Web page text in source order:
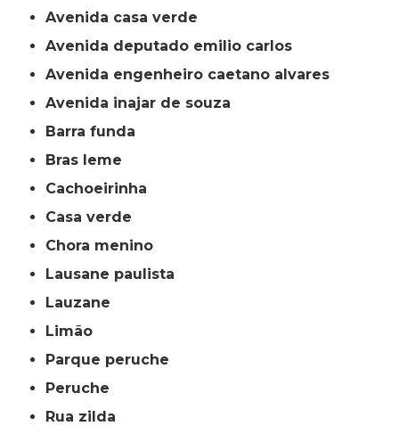
avenida casa verde
avenida deputado emilio carlos
avenida engenheiro caetano alvares
avenida inajar de souza
barra funda
bras leme
cachoeirinha
casa verde
chora menino
lausane paulista
lauzane
limão
parque peruche
peruche
rua zilda